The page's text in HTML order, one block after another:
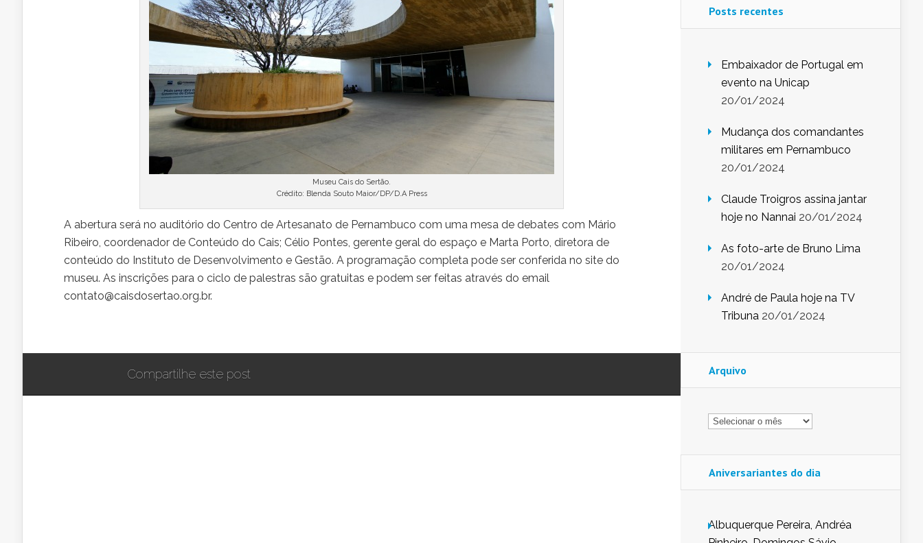
Museu Cais do Sertão.
Crédito: Blenda Souto Maior/DP/D.A Press
A abertura será no auditório do Centro de Artesanato de Pernambuco com uma mesa de debates com Mário
Ribeiro, coordenador de Conteúdo do Cais; Célio Pontes, gerente geral do espaço e Marta Porto, diretora de
conteúdo do Instituto de Desenvolvimento e Gestão. A programação completa pode ser conferida no site do
museu. As inscrições para o ciclo de palestras são gratuitas e podem ser feitas através do email
contato@caisdosertao.org.br.
Compartilhe este post
Posts recentes
Embaixador de Portugal em
evento na Unicap
20/01/2024
Mudança dos comandantes
militares em Pernambuco
20/01/2024
Claude Troigros assina jantar
hoje no Nannai 20/01/2024
As foto-arte de Bruno Lima
20/01/2024
André de Paula hoje na TV
Tribuna 20/01/2024
Arquivo
Arquivo
Aniversariantes do dia
Albuquerque Pereira, Andréa